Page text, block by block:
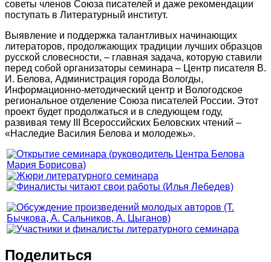
советы членов Союза писателей и даже рекомендации
поступать в Литературный институт.
Выявление и поддержка талантливых начинающих
литераторов, продолжающих традиции лучших образцов
русской словесности, – главная задача, которую ставили
перед собой организаторы семинара – Центр писателя В.
И. Белова, Администрация города Вологды,
Информационно-методический центр и Вологодское
региональное отделение Союза писателей России. Этот
проект будет продолжаться и в следующем году,
развивая тему III Всероссийских Беловских чтений –
«Наследие Василия Белова и молодежь».
Поделиться